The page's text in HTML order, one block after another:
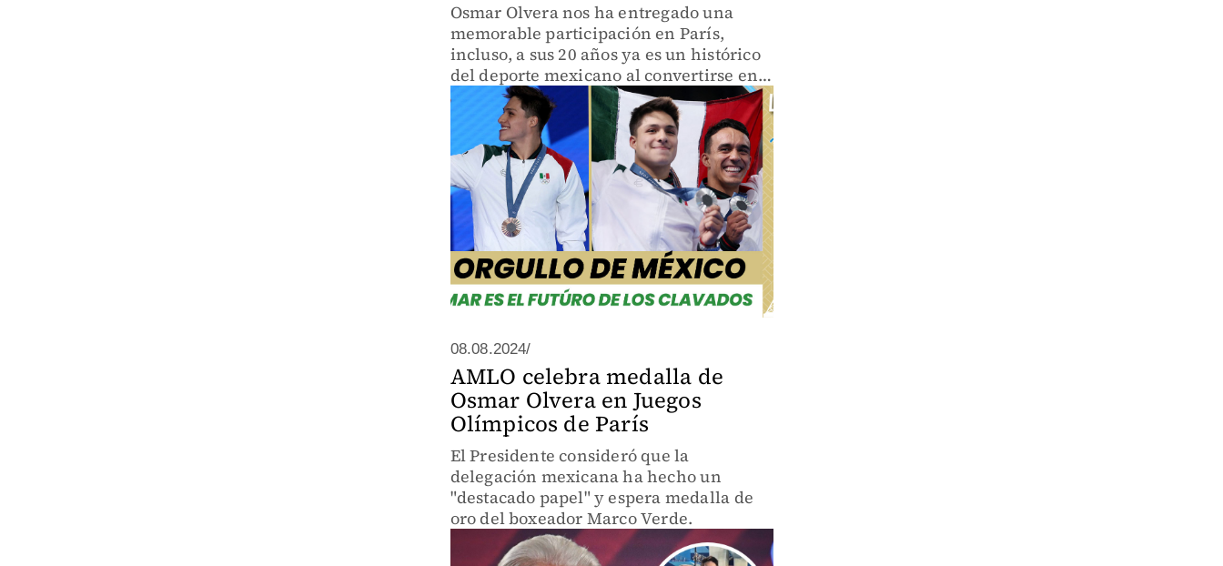
Osmar Olvera nos ha entregado una
memorable participación en París,
incluso, a sus 20 años ya es un histórico
del deporte mexicano al convertirse en
el sexto atleta que logra ganar dos o más
medallas.
08.08.2024/
AMLO celebra medalla de
Osmar Olvera en Juegos
Olímpicos de París
El Presidente consideró que la
delegación mexicana ha hecho un
"destacado papel" y espera medalla de
oro del boxeador Marco Verde.